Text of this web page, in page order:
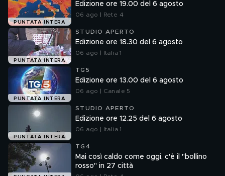
PUNTATA INTERA
Edizione ore 19.00 del 6 agosto
06 ago | Rete 4
PUNTATA INTERA
STUDIO APERTO
Edizione ore 18.30 del 6 agosto
06 ago | Italia 1
PUNTATA INTERA
TG5
Edizione ore 13.00 del 6 agosto
06 ago | Canale 5
PUNTATA INTERA
STUDIO APERTO
Edizione ore 12.25 del 6 agosto
06 ago | Italia 1
TG4
Mai così caldo come oggi, c'è il "bollino
rosso" in 27 città